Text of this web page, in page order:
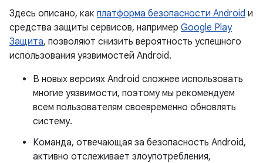
Здесь описано, как платформа безопасности Android и
средства защиты сервисов, например Google Play
Защита, позволяют снизить вероятность успешного
использования уязвимостей Android.
В новых версиях Android сложнее использовать
многие уязвимости, поэтому мы рекомендуем
всем пользователям своевременно обновлять
систему.
Команда, отвечающая за безопасность Android,
активно отслеживает злоупотребления,